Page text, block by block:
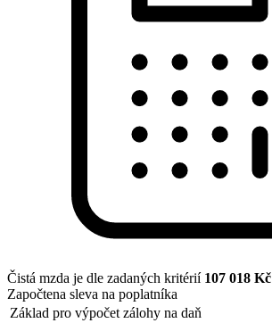
Čistá mzda je dle zadaných kritérií 107 018 Kč
Započtena sleva na poplatníka
Základ pro výpočet zálohy na daň